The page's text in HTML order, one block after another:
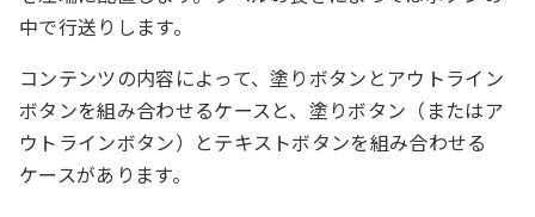
中で行送りします。
コンテンツの内容によって、塗りボタンとアウトライン
ボタンを組み合わせるケースと、塗りボタン（またはア
ウトラインボタン）とテキストボタンを組み合わせる
ケースがあります。